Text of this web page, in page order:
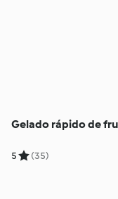
Gelado rápido de
5 (35)